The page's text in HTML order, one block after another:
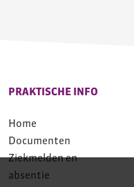
PRAKTISCHE INFO
Home
Documenten
Ziekmelden en
absentie